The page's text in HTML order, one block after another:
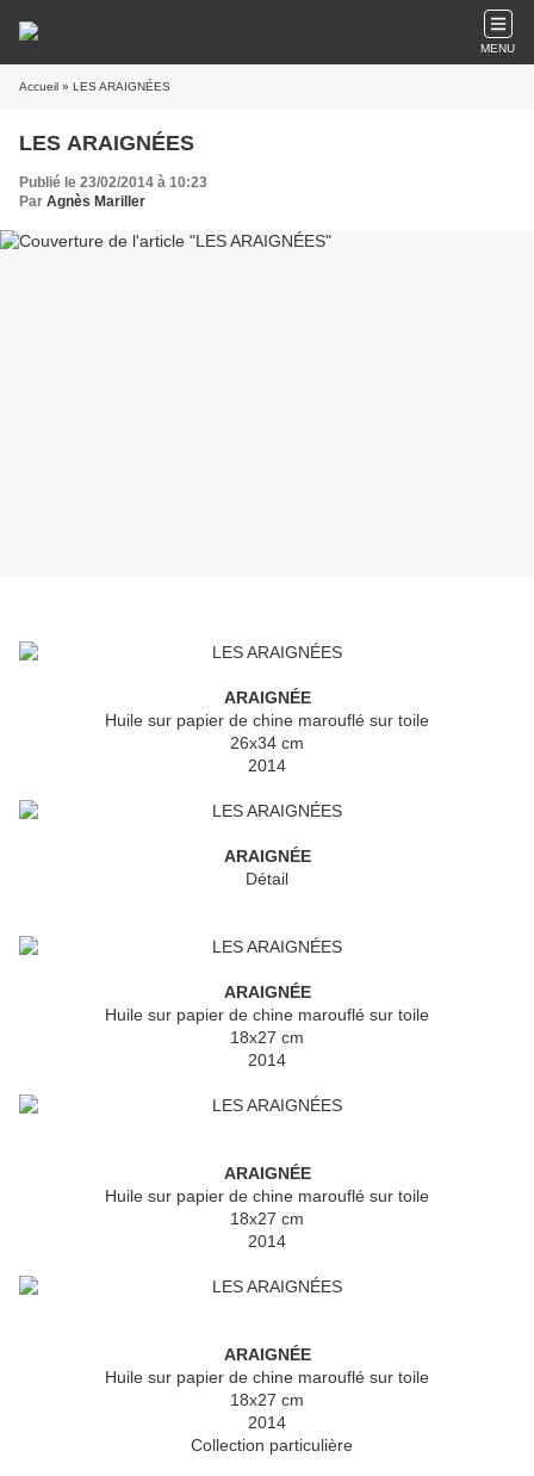
MENU
Accueil » LES ARAIGNÉES
LES ARAIGNÉES
Publié le 23/02/2014 à 10:23
Par Agnès Mariller
ARAIGNÉE
Huile sur papier de chine marouflé sur toile
26x34 cm
2014
ARAIGNÉE
Détail
ARAIGNÉE
Huile sur papier de chine marouflé sur toile
18x27 cm
2014
ARAIGNÉE
Huile sur papier de chine marouflé sur toile
18x27 cm
2014
ARAIGNÉE
Huile sur papier de chine marouflé sur toile
18x27 cm
2014
Collection particulière